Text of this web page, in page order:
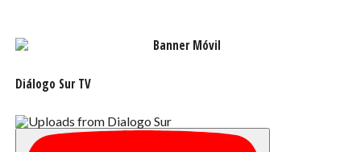
Diálogo Sur TV